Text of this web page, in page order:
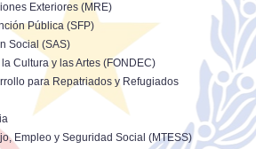
Exteriores (MRE)
Pública (SFP)
Social (SAS)
Cultura y las Artes (FONDEC)
para Repatriados y Refugiados
Empleo y Seguridad Social (MTESS)